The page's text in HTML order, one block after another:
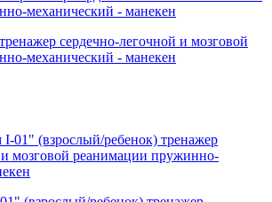
сердечно-легочной и мозговой
механический - манекен